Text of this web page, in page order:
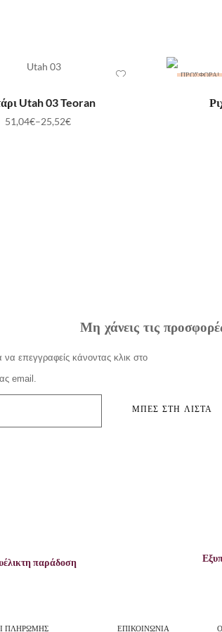
ΕΠΙΛΟΓΉ
Utah 03 Teoran
25,52€
–
51,04€
ΠΡΟΣΦΟΡΆ!
Μη χάνεις τις
επεγγραφείς κάνοντας κλικ στο
email.
ΜΠΕΣ ΣΤΗ ΛΙΣΤΑ
παράδοση
ΠΛΗΡΩΜΗΣ ΕΠΙΚΟΙΝΩΝΙΑ